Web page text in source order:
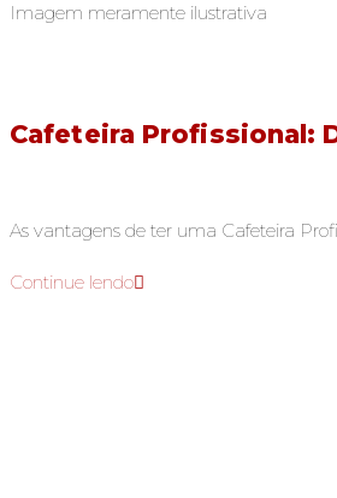
Imagem meramente ilustrativa
Cafeteira Profissional:
As vantagens de ter uma Cafeteira
Continue lendo